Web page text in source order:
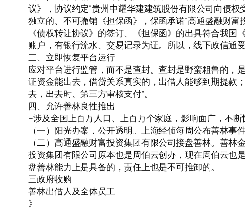
议》，协议约定“贵州中耀华建建筑股份有限公司向债权
独立的、不可撤销《担保函》，保函承诺“高通盛融财
《债权转让协议》的签订、《担保函》的出具符合我
账户，有银行流水、交易记录为证。所以，线下政信通
三、立即恢复平台运行
应对平台进行监管，而不是查封。查封是野蛮粗鲁的
证资金能出去，借贷关系真实的，出借人能够到期提款
去，出去时、第三方审核支付”。
四、允许善林良性推出
–涉及全国上百万人口、上百万个家庭，影响面广，不
（一）阳光办案，公开透明。上海经侦每周公布善林事
（二）高通盛融财富投资集团有限公司接盘善林。善
投资集团有限公司原本也是周伯云创办，现在周伯云也
盘善林能力上是具备的，责任上也是不可推卸的。
三政府收购
善林出借人及全体员工
》